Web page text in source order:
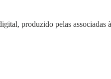
produzido pelas associadas